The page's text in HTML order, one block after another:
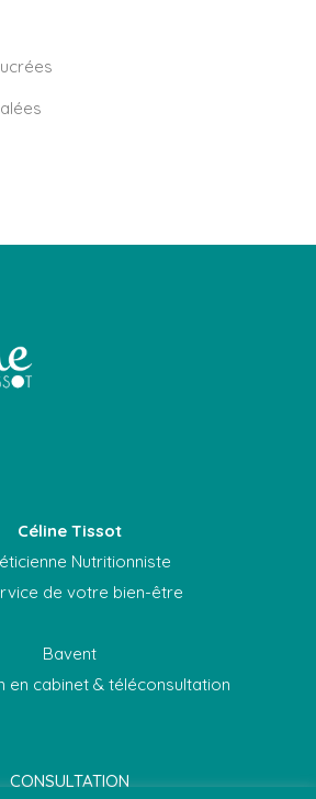
Céline Tissot
Nutritionniste
de votre bien-être
Bavent
en cabinet & téléconsultation
CONSULTATION